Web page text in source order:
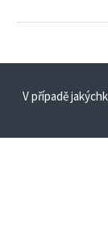
V případě